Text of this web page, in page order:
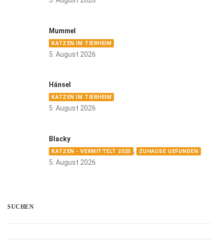
Mummel
KATZEN IM TIERHEIM
5. August 2026
Hänsel
KATZEN IM TIERHEIM
5. August 2026
Blacky
KATZEN - VERMITTELT 2025 , ZUHAUSE GEFUNDEN
5. August 2026
SUCHEN